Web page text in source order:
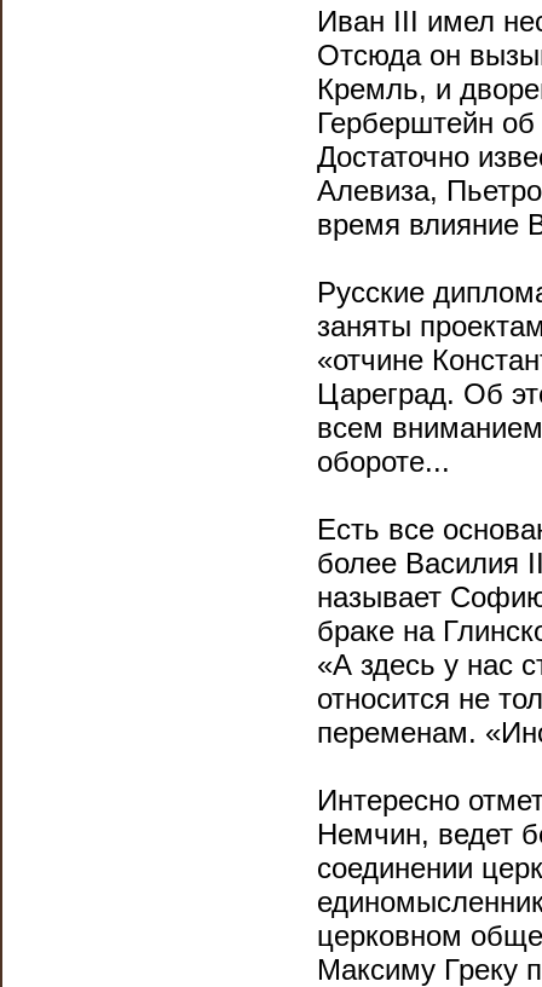
Иван III имел
Отсюда он
Кремль, и
Герберштейн об
Достаточно
Алевиза,
время влияние
Русские
заняты
«отчине
Цареград. Об
всем
обороте...
Есть все
более Василия
называет
браке на
«А здесь у нас
относится не
переменам.
Интересно
Немчин, ведет
соединении
церковном
Максиму Греку